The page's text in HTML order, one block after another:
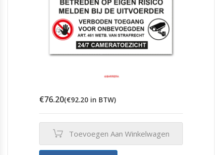
€76.20(€92.20 in BTW)
Toevoegen Aan Winkelwagen